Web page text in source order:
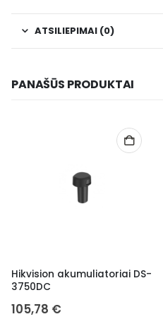
ATSILIEPIMAI (0)
PANAŠŪS PRODUKTAI
Hikvision akumuliatoriai DS-
3750DC
105,78 €